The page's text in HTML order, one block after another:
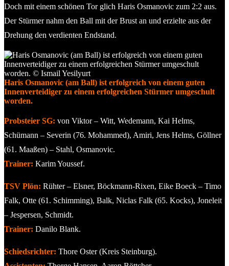
Doch mit einem schönen Tor glich Haris Osmanovic zum 2:2 aus.
Der Stürmer nahm den Ball mit der Brust an und erzielte aus der
Drehung den verdienten Endstand.
Haris Osmanovic (am Ball) ist erfolgreich von einem guten
Innenverteidiger zu einem erfolgreichen Stürmer umgeschult
worden.
Probsteier SG: von Viktor – Witt, Wedemann, Kai Helms,
Schümann – Severin (76. Mohammed), Amiri, Jens Helms, Göllner
(61. Maaßen) – Stahl, Osmanovic.
Trainer: Karim Youssef.
TSV Plön: Rühter – Elsner, Böckmann-Rixen, Eike Boeck – Timo
Falk, Otte (61. Schimming), Balk, Niclas Falk (65. Kocks), Joneleit
– Jespersen, Schmidt.
Trainer: Danilo Blank.
Schiedsrichter: Thore Oster (Kreis Steinburg).